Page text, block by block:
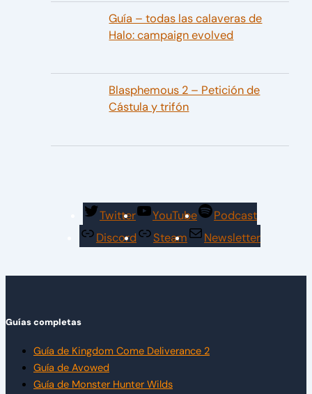
Guía – todas las calaveras de
Halo: campaign evolved
Blasphemous 2 – Petición de
Cástula y trifón
Twitter YouTube
Podcast
Discord
Steam Newsletter
Guías completas
Guía de Kingdom Come Deliverance 2
Guía de Avowed
Guía de Monster Hunter Wilds